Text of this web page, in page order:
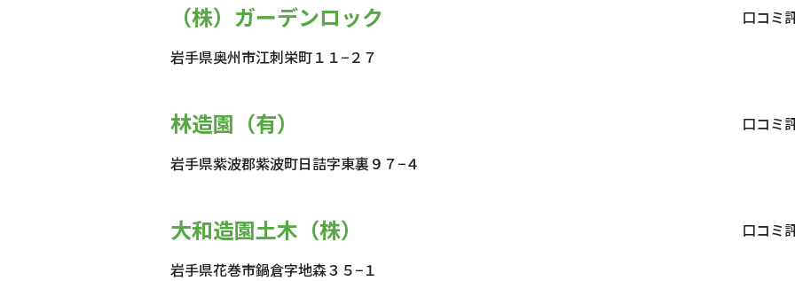
（株）ガーデンロック 口コミ
岩手県奥州市江刺栄町１１−２７
林造園（有） 口コミ
岩手県紫波郡紫波町日詰字東裏９７−４
大和造園土木（株） 口コミ
岩手県花巻市鍋倉字地森３５−１